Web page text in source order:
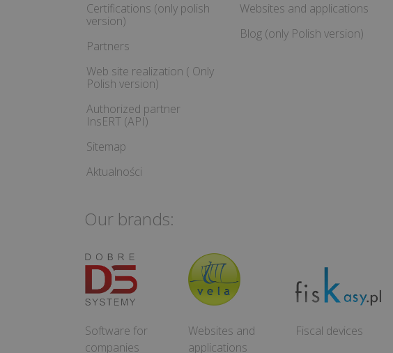
Certifications (only polish
version)
Partners
Web site realization ( Only
Polish version)
Authorized partner
InsERT (API)
Sitemap
Aktualności
Websites and applications
Blog (only Polish version)
Our brands:
Software for
companies
Websites and
applications
Fiscal devices